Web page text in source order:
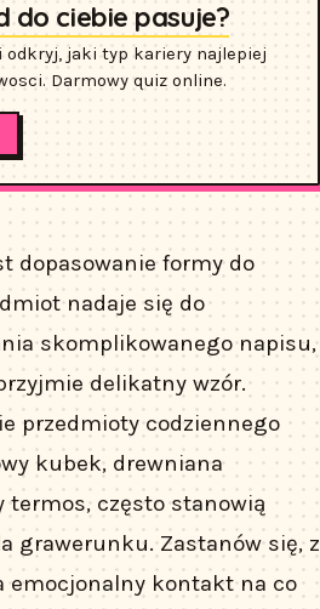
do ciebie pasuje?
odkryj, jaki typ kariery najlepiej
Darmowy quiz online.
dopasowanie formy do
nadaje się do
skomplikowanego napisu,
delikatny wzór.
przedmioty codziennego
kubek, drewniana
termos, często stanowią
grawerunku. Zastanów się, z
emocjonalny kontakt na co